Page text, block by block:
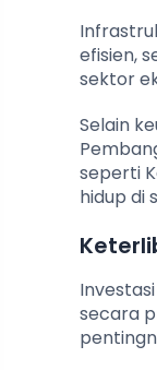
efisien,
sektor
Selain
seperti
hidup di
secara